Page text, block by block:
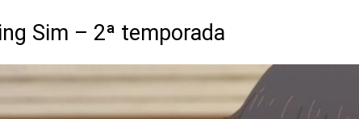
Sim – 2ª temporada